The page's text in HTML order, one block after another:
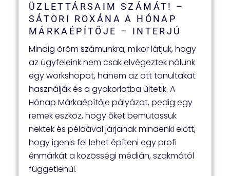
ÜZLETTÁRSAIM SZÁMÁT! –
SÁTORI ROXÁNA A HÓNAP
MÁRKAÉPÍTŐJE – INTERJÚ
Mindig öröm számunkra, mikor látjuk, hogy
az ügyfeleink nem csak elvégeztek nálunk
egy workshopot, hanem az ott tanultakat
használják és a gyakorlatba ültetik. A
Hónap Márkaépítője pályázat, pedig egy
remek eszköz, hogy őket bemutassuk
nektek és példával járjanak mindenki előtt,
hogy igenis fel lehet építeni egy profi
énmárkát a közösségi médián, szakmától
függetlenül.